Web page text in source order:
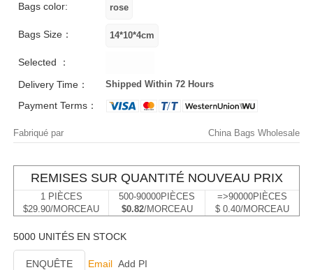
Bags color:
Bags Size：
Selected ：
Delivery Time：
Shipped Within 72 Hours
Payment Terms：
Fabriqué par China Bags Wholesale
REMISES SUR QUANTITÉ NOUVEAU PRIX
1 PIÈCES
$29.90/MORCEAU
500-90000PIÈCES
$0.82/MORCEAU
=>90000PIÈCES
$ 0.40/MORCEAU
5000 UNITÉS EN STOCK
ENQUÊTE Email Add PI